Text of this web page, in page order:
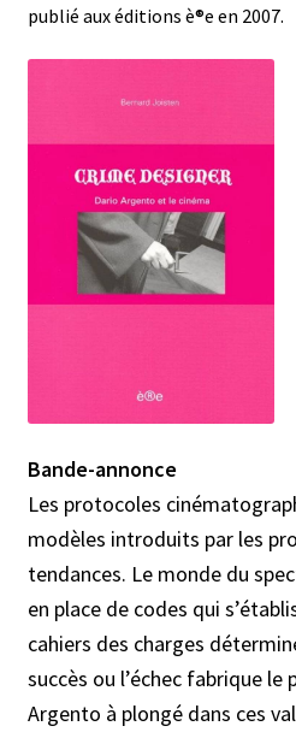
publié aux éditions è®e en 2007.
Bande-annonce
Les protocoles
modèles introduits par les
tendances. Le monde du
en place de codes qui
cahiers des charges
succès ou l’échec fabrique le
Argento à plongé dans ces